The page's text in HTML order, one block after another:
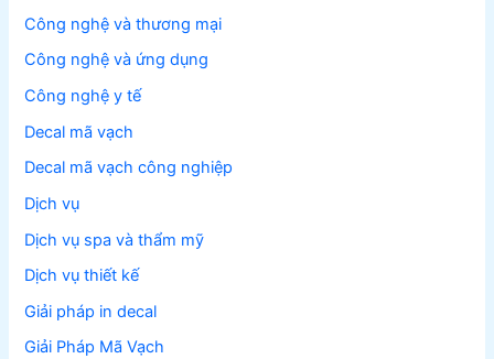
Công nghệ và thương mại
Công nghệ và ứng dụng
Công nghệ y tế
Decal mã vạch
Decal mã vạch công nghiệp
Dịch vụ
Dịch vụ spa và thẩm mỹ
Dịch vụ thiết kế
Giải pháp in decal
Giải Pháp Mã Vạch